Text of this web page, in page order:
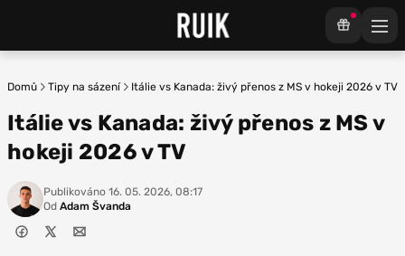
Domů Tipy na sázení Itálie vs Kanada: živý přenos z MS v hokeji 2026 v TV
Itálie vs Kanada: živý přenos z MS v
hokeji 2026 v TV
Publikováno 16. 05. 2026, 08:17
Od Adam Švanda